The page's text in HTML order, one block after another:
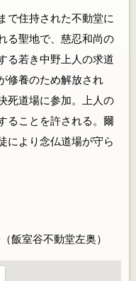
で住持された不動堂に
る聖地で、慈忍和尚の
る若き中野上人の求道
修養のため解放され
死道場に参加。上人の
ることを許される。爾
により念仏道場が守ら
飯室谷不動堂左奥）